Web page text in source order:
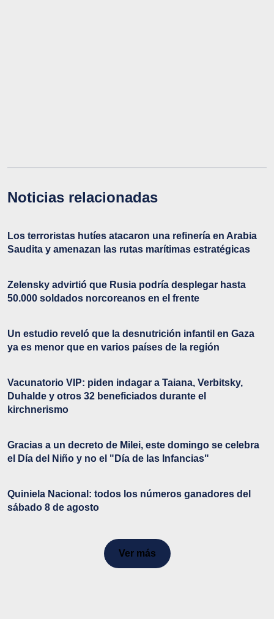
Noticias relacionadas
Los terroristas hutíes atacaron una refinería en Arabia
Saudita y amenazan las rutas marítimas estratégicas
Zelensky advirtió que Rusia podría desplegar hasta
50.000 soldados norcoreanos en el frente
Un estudio reveló que la desnutrición infantil en Gaza
ya es menor que en varios países de la región
Vacunatorio VIP: piden indagar a Taiana, Verbitsky,
Duhalde y otros 32 beneficiados durante el
kirchnerismo
Gracias a un decreto de Milei, este domingo se celebra
el Día del Niño y no el "Día de las Infancias"
Quiniela Nacional: todos los números ganadores del
sábado 8 de agosto
Ver más